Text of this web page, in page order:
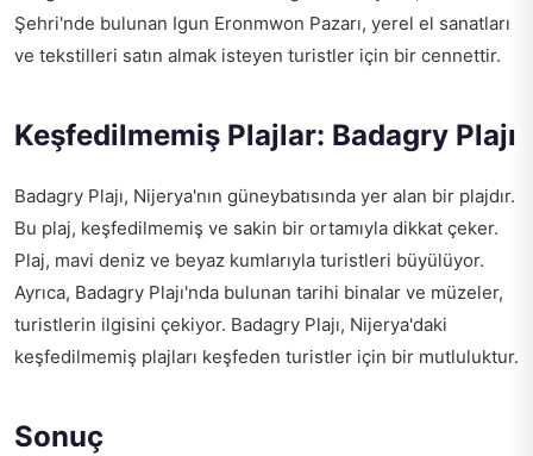
Şehri'nde bulunan Igun Eronmwon Pazarı, yerel el sanatları
ve tekstilleri satın almak isteyen turistler için bir cennettir.
Keşfedilmemiş Plajlar: Badagry Plajı
Badagry Plajı, Nijerya'nın güneybatısında yer alan bir plajdır.
Bu plaj, keşfedilmemiş ve sakin bir ortamıyla dikkat çeker.
Plaj, mavi deniz ve beyaz kumlarıyla turistleri büyülüyor.
Ayrıca, Badagry Plajı'nda bulunan tarihi binalar ve müzeler,
turistlerin ilgisini çekiyor. Badagry Plajı, Nijerya'daki
keşfedilmemiş plajları keşfeden turistler için bir mutluluktur.
Sonuç